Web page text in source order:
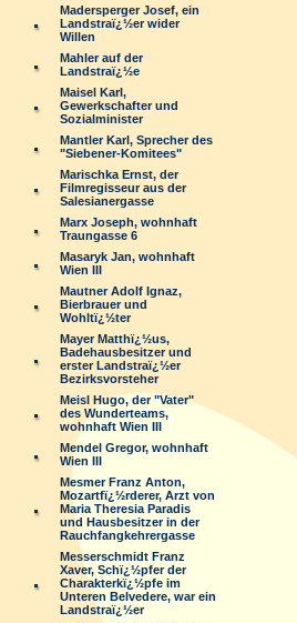
Madersperger Josef, ein
Landstraï¿½er wider
Willen
Mahler auf der
Landstraï¿½e
Maisel Karl,
Gewerkschafter und
Sozialminister
Mantler Karl, Sprecher des
"Siebener-Komitees"
Marischka Ernst, der
Filmregisseur aus der
Salesianergasse
Marx Joseph, wohnhaft
Traungasse 6
Masaryk Jan, wohnhaft
Wien III
Mautner Adolf Ignaz,
Bierbrauer und
Wohltï¿½ter
Mayer Matthï¿½us,
Badehausbesitzer und
erster Landstraï¿½er
Bezirksvorsteher
Meisl Hugo, der "Vater"
des Wunderteams,
wohnhaft Wien III
Mendel Gregor, wohnhaft
Wien III
Mesmer Franz Anton,
Mozartfï¿½rderer, Arzt von
Maria Theresia Paradis
und Hausbesitzer in der
Rauchfangkehrergasse
Messerschmidt Franz
Xaver, Schï¿½pfer der
Charakterkï¿½pfe im
Unteren Belvedere, war ein
Landstraï¿½er